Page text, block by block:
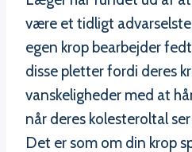
være et tidligt
egen krop bearbejder
disse pletter fordi deres
vanskeligheder med at
når deres kolesteroltal
Det er som om din krop